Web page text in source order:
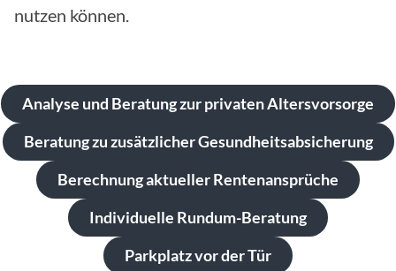
nutzen können.
Analyse und Beratung zur privaten Altersvorsorge
Beratung zu zusätzlicher Gesundheitsabsicherung
Berechnung aktueller Rentenansprüche
Individuelle Rundum-Beratung
Parkplatz vor der Tür